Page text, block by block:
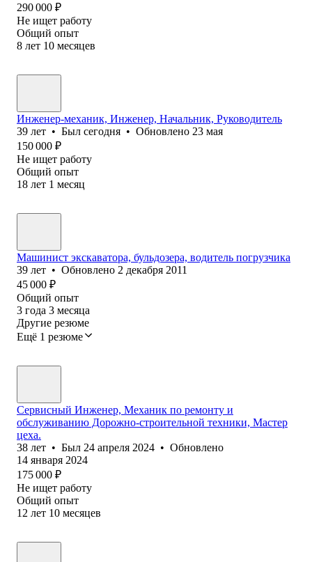
290 000 ₽
Не ищет работу
Общий опыт
8 лет 10 месяцев
Инженер-механик, Инженер, Начальник, Руководитель
39 лет • Был сегодня • Обновлено 23 мая
150 000 ₽
Не ищет работу
Общий опыт
18 лет 1 месяц
Машинист экскаватора, бульдозера, водитель погрузчика
39 лет • Обновлено 2 декабря 2011
45 000 ₽
Общий опыт
3 года 3 месяца
Другие резюме
Ещё 1 резюме
Сервисный Инженер, Механик по ремонту и
обслуживанию Дорожно-строительной техники, Мастер
цеха.
38 лет • Был 24 апреля 2024 • Обновлено
14 января 2024
175 000 ₽
Не ищет работу
Общий опыт
12 лет 10 месяцев